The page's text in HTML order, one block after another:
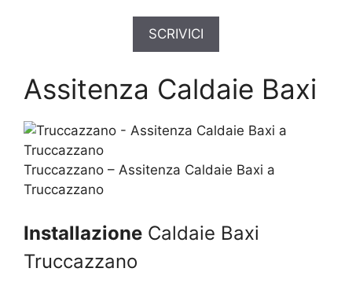
SCRIVICI
Assitenza Caldaie Baxi
Truccazzano – Assitenza Caldaie Baxi a
Truccazzano
Installazione Caldaie Baxi
Truccazzano